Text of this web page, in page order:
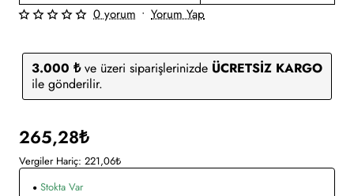
3.000 ₺ve üzeri siparişlerinizde ÜCRETSİZ KARGO
ile gönderilir.
0 yorum • Yorum Yap
265,28₺
Vergiler Hariç: 221,06₺
Stokta Var